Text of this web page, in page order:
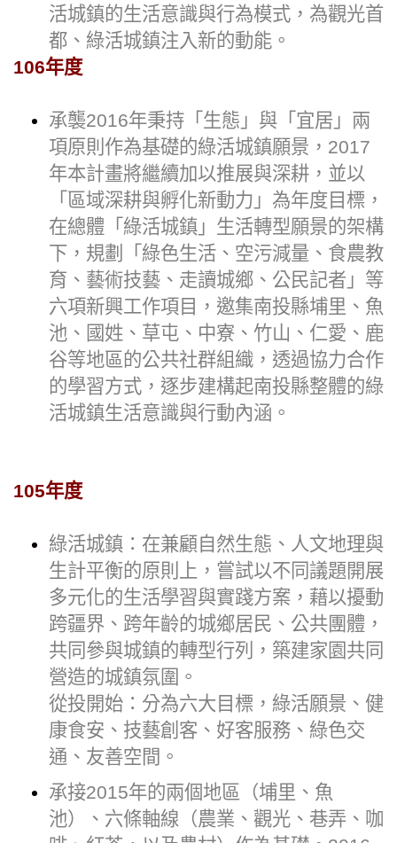
活城鎮的生活意識與行為模式，為觀光首
都、綠活城鎮注入新的動能。
106年度
承襲2016年秉持「生態」與「宜居」兩
項原則作為基礎的綠活城鎮願景，2017
年本計畫將繼續加以推展與深耕，並以
「區域深耕與孵化新動力」為年度目標，
在總體「綠活城鎮」生活轉型願景的架構
下，規劃「綠色生活、空污減量、食農教
育、藝術技藝、走讀城鄉、公民記者」等
六項新興工作項目，邀集南投縣埔里、魚
池、國姓、草屯、中寮、竹山、仁愛、鹿
谷等地區的公共社群組織，透過協力合作
的學習方式，逐步建構起南投縣整體的綠
活城鎮生活意識與行動內涵。
105年度
綠活城鎮：在兼顧自然生態、人文地理與
生計平衡的原則上，嘗試以不同議題開展
多元化的生活學習與實踐方案，藉以擾動
跨疆界、跨年齡的城鄉居民、公共團體，
共同參與城鎮的轉型行列，築建家園共同
營造的城鎮氛圍。
從投開始：分為六大目標，綠活願景、健
康食安、技藝創客、好客服務、綠色交
通、友善空間。
承接2015年的兩個地區（埔里、魚
池）、六條軸線（農業、觀光、巷弄、咖